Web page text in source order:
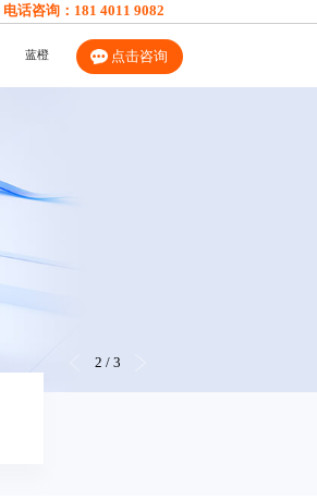
电话咨询： 181 4011 9082
蓝橙 点击咨询
3 / 3